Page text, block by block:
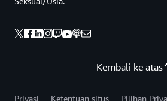
Kembali ke atas
Privasi Ketentuan situs Pilihan